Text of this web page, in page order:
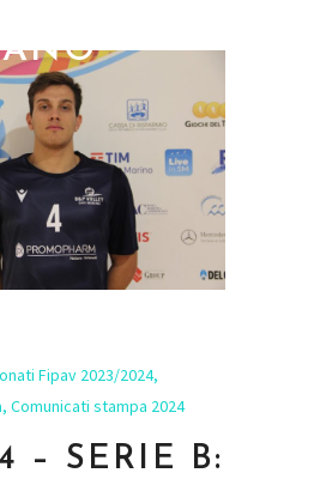
Fipav 2023/2024,
, Comunicati stampa 2024
– SERIE B: